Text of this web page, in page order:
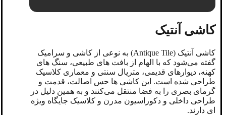
کاشی آنتیک
کاشی آنتیک (Antique Tile) به نوعی از کاشی و سرامیک
گفته می‌شود که با الهام از بافت ‌های طبیعی، سنگ‌ های
کهنه، دیوارهای قدیمی، متریال سنتی و معماری کلاسیک
طراحی شده است. این کاشی‌ ها حس اصالت، قدمت و
گرمای بصری را به فضا منتقل می‌کنند و به همین دلیل در
طراحی داخلی و دکوراسیون مدرن و کلاسیک جایگاه ویژه
‌ای دارند.